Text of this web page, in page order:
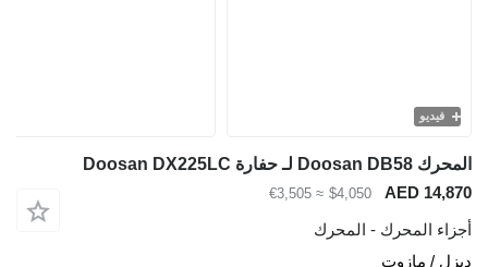
فيديو
المحرك Doosan DB58 لـ حفارة Doosan DX225LC
AED 14,870
$4,050
≈ €3,505
أجزاء المحرك - المحرك
ديزل / مازوت